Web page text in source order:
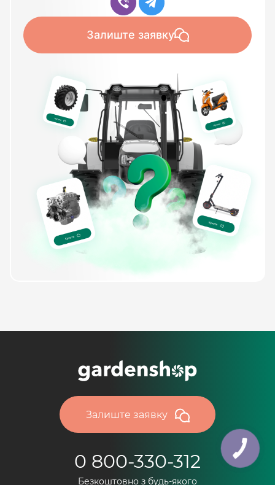
Залиште заявку
Залиште заявку
0 800-330-312
Безкоштовно з будь-якого